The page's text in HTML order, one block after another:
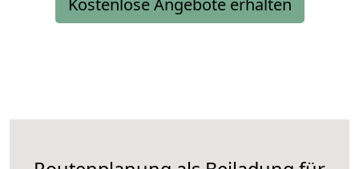
Kostenlose Angebote erhalten